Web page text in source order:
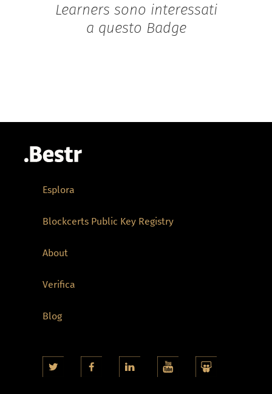
Learners sono interessati
a questo Badge
Esplora
Blockcerts Public Key Registry
About
Verifica
Blog